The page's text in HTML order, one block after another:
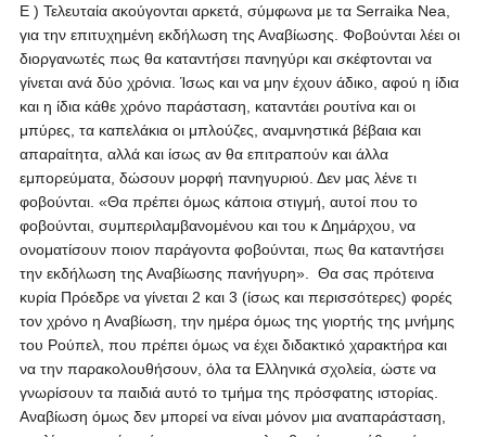
Ε ) Τελευταία ακούγονται αρκετά, σύμφωνα με τα Serraika Nea,
για την επιτυχημένη εκδήλωση της Αναβίωσης. Φοβούνται λέει οι
διοργανωτές πως θα καταντήσει πανηγύρι και σκέφτονται να
γίνεται ανά δύο χρόνια. Ίσως και να μην έχουν άδικο, αφού η ίδια
και η ίδια κάθε χρόνο παράσταση, καταντάει ρουτίνα και οι
μπύρες, τα καπελάκια οι μπλούζες, αναμνηστικά βέβαια και
απαραίτητα, αλλά και ίσως αν θα επιτραπούν και άλλα
εμπορεύματα, δώσουν μορφή πανηγυριού. Δεν μας λένε τι
φοβούνται. «Θα πρέπει όμως κάποια στιγμή, αυτοί που το
φοβούνται, συμπεριλαμβανομένου και του κ Δημάρχου, να
ονοματίσουν ποιον παράγοντα φοβούνται, πως θα καταντήσει
την εκδήλωση της Αναβίωσης πανήγυρη». Θα σας πρότεινα
κυρία Πρόεδρε να γίνεται 2 και 3 (ίσως και περισσότερες) φορές
τον χρόνο η Αναβίωση, την ημέρα όμως της γιορτής της μνήμης
του Ρούπελ, που πρέπει όμως να έχει διδακτικό χαρακτήρα και
να την παρακολουθήσουν, όλα τα Ελληνικά σχολεία, ώστε να
γνωρίσουν τα παιδιά αυτό το τμήμα της πρόσφατης ιστορίας.
Αναβίωση όμως δεν μπορεί να είναι μόνον μια αναπαράσταση,